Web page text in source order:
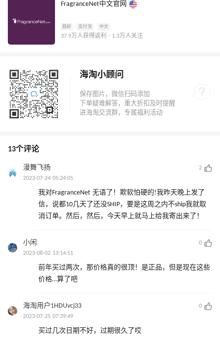
FragranceNet中文官网
直邮 支付宝 中文
37.9万人获得返利 · 1.3万人关注
海淘小顾问
13个评论
漫舞飞扬
2
2023-07-24 05:24:05
我对FragranceNet 无语了！欺软怕硬的!我昨天晚上发了
信，说都10几天了还没SHIP，要是这周之内不ship我就取
消订单。然后，然后，今天早上就马上给我寄出来了！
小闲
0
2023-08-02 13:14:51
前年买过两次，那价格真的很顶！是正品，但是现在这些
价格…算了吧
海淘用户1HDUvcj33
0
2023-07-25 07:39:49
买过几次日期不好，过期很久了哎